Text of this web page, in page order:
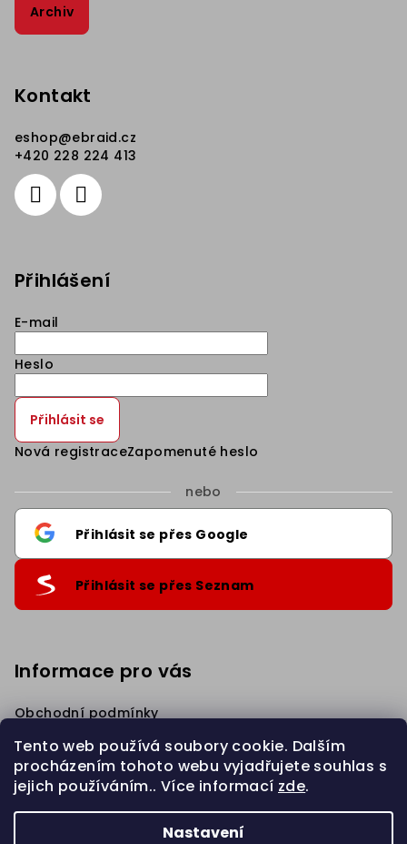
Tento web používá soubory cookie. Dalším
procházením tohoto webu vyjadřujete souhlas s
jejich používáním.. Více informací zde.
Nastavení
Archiv
Kontakt
eshop@ebraid.cz
+420 228 224 413
Přihlášení
E-mail
Heslo
Přihlásit se
Nová registraceZapomenuté heslo
nebo
Přihlásit se přes Google
Přihlásit se přes Seznam
Informace pro vás
Obchodní podmínky
Podmínky ochrany osobních údajů
Věrnostní Sleva
Napište nám